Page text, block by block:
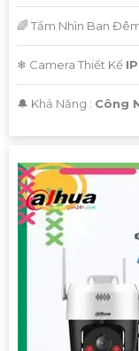
🌈 Tầm Nhìn Ban
❄ Camera Thiết Kế
️🔔 Khả Năng : Công